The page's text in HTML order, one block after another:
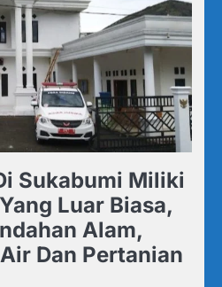
Sukabumi Miliki
Luar Biasa,
Alam,
Dan Pertanian